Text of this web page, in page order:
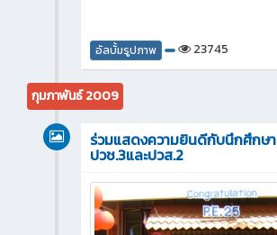
อัลบั้มรูปภาพ 23745
กุมภาพันธ์ 2009
ร่วมแสดงความยินดีกับนึกศึกษา
ปวช.3และปวส.2